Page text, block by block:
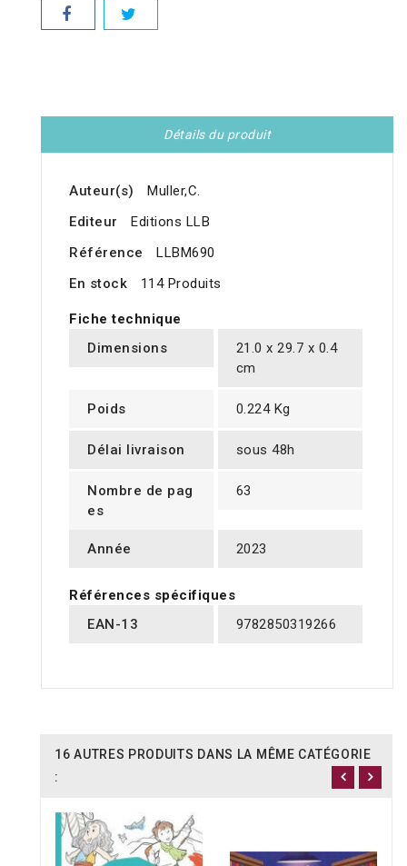
Détails du produit
Auteur(s)
Muller,C.
Editeur
Editions LLB
Référence
LLBM690
En stock
114 Produits
Fiche technique
Dimensions
21.0 x 29.7 x 0.4
cm
Poids 0.224 Kg
Délai livraison sous 48h
Nombre de pag
es
63
Année 2023
Références spécifiques
EAN-13
9782850319266
16 AUTRES PRODUITS DANS LA MÊME CATÉGORIE
: